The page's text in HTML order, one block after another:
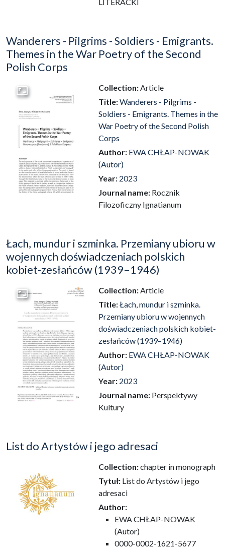
Wanderers - Pilgrims - Soldiers - Emigrants.
Themes in the War Poetry of the Second
Polish Corps
Go to the collection
Collection:Article
Title:Wanderers - Pilgrims -
Soldiers - Emigrants. Themes in the
War Poetry of the Second Polish
Corps
Author: EWA CHŁAP-NOWAK
(Autor)
Year: 2023
Journal name: Rocznik
Filozoficzny Ignatianum
Łach, mundur i szminka. Przemiany ubioru w
wojennych doświadczeniach polskich
kobiet-zesłańców (1939–1946)
Go to the collection
Collection:Article
Title:Łach, mundur i szminka.
Przemiany ubioru w wojennych
doświadczeniach polskich kobiet-
zesłańców (1939–1946)
Author: EWA CHŁAP-NOWAK
(Autor)
Year: 2023
Journal name: Perspektywy
Kultury
List do Artystów i jego adresaci
Collection:chapter in monograph
Tytuł: List do Artystów i jego
adresaci
Author:
EWA CHŁAP-NOWAK
(Autor)
0000-0002-1621-5677